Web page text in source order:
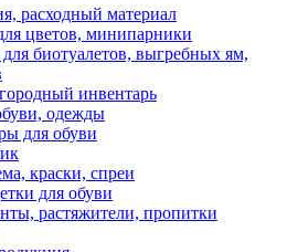
расходный материал
цветов, минипарники
для биотуалетов, выгребных ям,
инвентарь
одежды
для обуви
краски, спреи
для обуви
растяжители, пропитки